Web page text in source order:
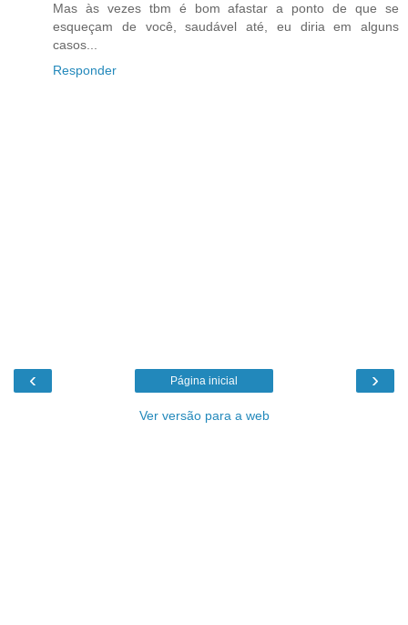
Mas às vezes tbm é bom afastar a ponto de que se
esqueçam de você, saudável até, eu diria em alguns
casos...
Responder
‹ ›
Página inicial
Ver versão para a web